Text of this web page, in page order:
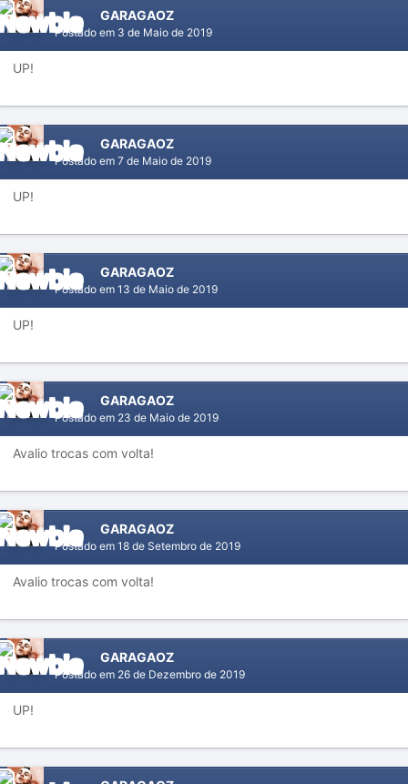
GARAGAOZ
Postado em 3 de Maio de 2019
UP!
GARAGAOZ
Postado em 7 de Maio de 2019
UP!
GARAGAOZ
Postado em 13 de Maio de 2019
UP!
GARAGAOZ
Postado em 23 de Maio de 2019
Avalio trocas com volta!
GARAGAOZ
Postado em 18 de Setembro de 2019
Avalio trocas com volta!
GARAGAOZ
Postado em 26 de Dezembro de 2019
UP!